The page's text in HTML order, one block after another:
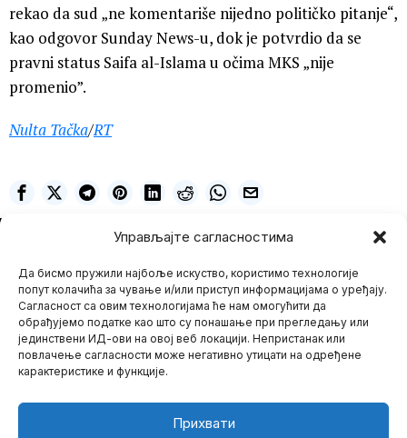
Управљајте сагласностима
Да бисмо пружили најбоље искуство, користимо технологије
попут колачића за чување и/или приступ информацијама о уређају.
Сагласност са овим технологијама ће нам омогућити да
обрађујемо податке као што су понашање при прегледању или
јединствени ИД-ови на овој веб локацији. Непристанак или
повлачење сагласности може негативно утицати на одређене
карактеристике и функције.
Прихвати
rekao da sud „ne komentariše nijedno političko pitanje“,
kao odgovor Sunday News-u, dok je potvrdio da se
pravni status Saifa al-Islama u očima MKS „nije
promenio”.
Nulta Tačka/RT
Google zbog
uklanjanja njegovog
YOUTUBE kanala
Džozef Merkola, lekar sa
Floride poznat po
promociji prirodnih
zdravstvenih
Obame pronađen
mrtav u blizini
porodične kuće